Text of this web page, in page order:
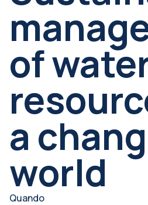
of
a
world
Quando